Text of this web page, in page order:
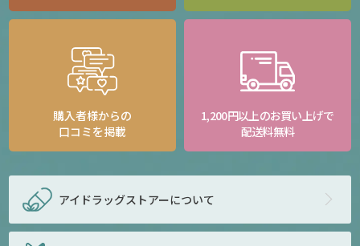
購入者様からの
口コミを掲載
1,200円以上のお買い上げで
配送料無料
アイドラッグストアーについて